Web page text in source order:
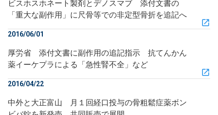
ビスホスホネート製剤とデノスマブ 添付文書の
「重大な副作用」に尺骨等での非定型骨折を追記へ
2016/06/01
厚労省 添付文書に副作用の追記指示 抗てんかん
薬イーケプラによる「急性腎不全」など
2016/04/22
中外と大正富山 月１回経口投与の骨粗鬆症薬ボン